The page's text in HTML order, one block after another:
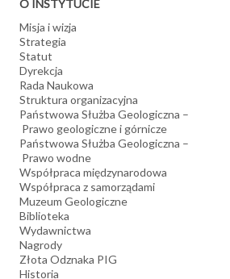
O INSTYTUCIE
Misja i wizja
Strategia
Statut
Dyrekcja
Rada Naukowa
Struktura organizacyjna
Państwowa Służba Geologiczna –
Prawo geologiczne i górnicze
Państwowa Służba Geologiczna –
Prawo wodne
Współpraca międzynarodowa
Współpraca z samorządami
Muzeum Geologiczne
Biblioteka
Wydawnictwa
Nagrody
Złota Odznaka PIG
Historia